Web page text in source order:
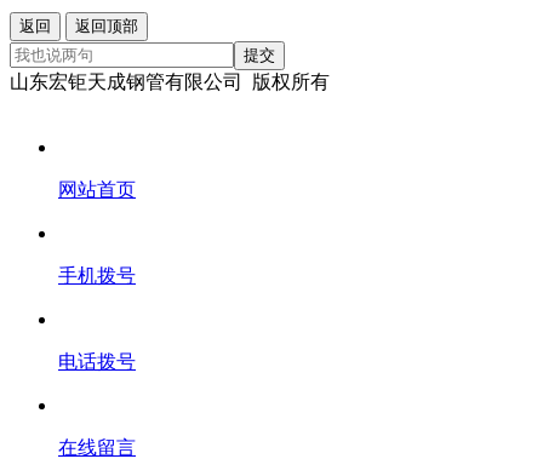
返回
返回顶部
提交
山东宏钜天成钢管有限公司 版权所有
网站首页
手机拨号
电话拨号
在线留言